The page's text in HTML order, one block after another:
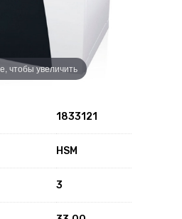
чтобы увеличить
1833121
HSM
3